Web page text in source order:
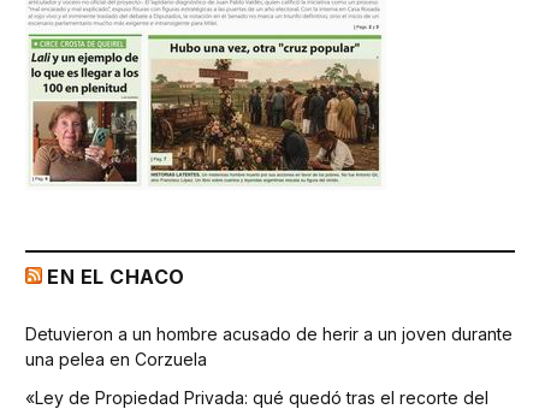
EN EL CHACO
Detuvieron a un hombre acusado de herir a un joven durante
una pelea en Corzuela
«Ley de Propiedad Privada: qué quedó tras el recorte del